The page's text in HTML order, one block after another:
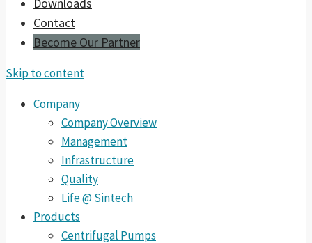
Downloads
Contact
Become Our Partner
Skip to content
Company
Company Overview
Management
Infrastructure
Quality
Life @ Sintech
Products
Centrifugal Pumps